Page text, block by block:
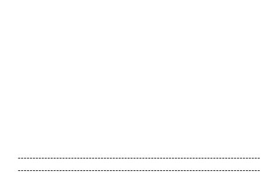
----------------------------------------------------------------------------------
----------------------------------------------------------------------------------